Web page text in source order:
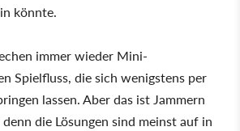
könnte.
immer wieder Mini-
Spielfluss, die sich wenigstens per
lassen. Aber das ist Jammern
die Lösungen sind meinst auf in